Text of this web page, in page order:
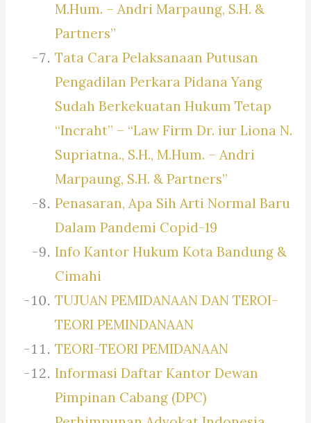
M.Hum. – Andri Marpaung, S.H. &
Partners”
Tata Cara Pelaksanaan Putusan
Pengadilan Perkara Pidana Yang
Sudah Berkekuatan Hukum Tetap
“Incraht” – “Law Firm Dr. iur Liona N.
Supriatna., S.H., M.Hum. – Andri
Marpaung, S.H. & Partners”
Penasaran, Apa Sih Arti Normal Baru
Dalam Pandemi Copid-19
Info Kantor Hukum Kota Bandung &
Cimahi
TUJUAN PEMIDANAAN DAN TEROI-
TEORI PEMINDANAAN
TEORI-TEORI PEMIDANAAN
Informasi Daftar Kantor Dewan
Pimpinan Cabang (DPC)